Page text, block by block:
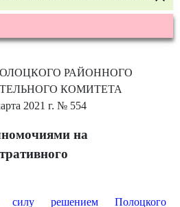
РАЙОННОГО
КОМИТЕТА
2021 г. № 554
на
силу решением Полоцкого